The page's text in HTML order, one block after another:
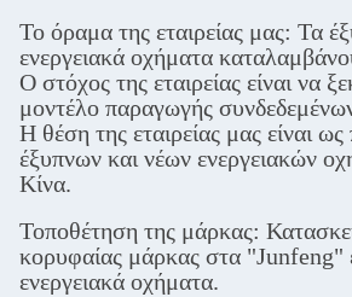
Το όραμα της εταιρείας μας: Τα
ενεργειακά οχήματα
Ο στόχος της εταιρείας είναι να
μοντέλο παραγωγής
Η θέση της εταιρείας μας είναι
έξυπνων και νέων ενεργειακών
Κίνα.
Τοποθέτηση της μάρκας:
κορυφαίας μάρκας στα "Junfeng"
ενεργειακά οχήματα.